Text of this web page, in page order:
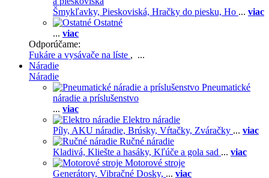
Šmykľavky, Pieskoviská, Hračky do piesku, Ho ... viac
Ostatné
... viac
Odporúčame:
Fukáre a vysávače na líste , ...
Náradie
Náradie
Pneumatické
náradie a príslušenstvo
... viac
Elektro náradie
Píly, AKU náradie, Brúsky, Vŕtačky, Zváračky ... viac
Ručné náradie
Kladivá, Kliešte a hasáky, Kľúče a gola sad ... viac
Motorové stroje
Generátory, Vibračné Dosky, ... viac